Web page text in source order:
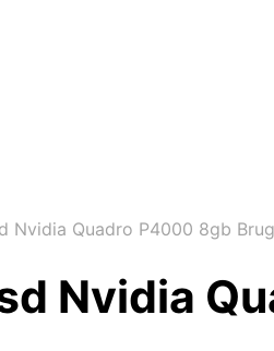
Nvidia Quadro P4000 8gb
Nvidia